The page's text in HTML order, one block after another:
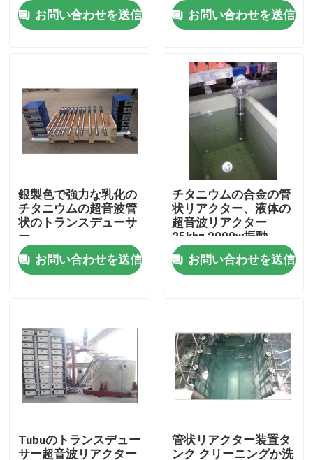
製品
私達について
工場旅行
品質管理
私達に連絡しなさい
超音波洗浄
高出力超音波トランスデューサー
多頻度超音波トランスデューサー
お問い合わせを送信
お問い合わせを送信
銀製色で強力な乳化の
チタニウムの超音波管
状のトランスデューサ
ー
お問い合わせを送信
チタニウムの合金の管
状リアクター、液体の
超音波リアクター
25khz 2000w振動
お問い合わせを送信
Tubuのトランスデュー
サー超音波リアクター
管状リアクター装置タ
ンク クリーニングか洗